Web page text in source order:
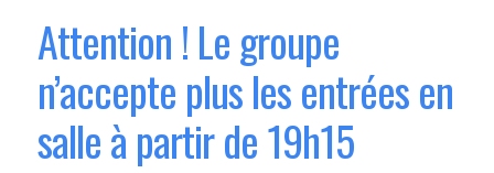
Attention ! Le groupe
n’accepte plus les entrées en
salle à partir de 19h15